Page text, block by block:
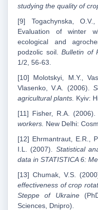
studying the quality of
[9] Togachynska,
Evaluation of winter
ecological and
podzolic soil.Bulletin of
1/2, 56-63.
[10] Molotskyi, M.Y.,
Vlasenko, V.A. (2006).
agricultural plants. Kyiv:
[11] Fisher, R.A. (2006).
workers. New Delhi:
[12] Ehrmantraut, E.R.,
I.L. (2007). Statistical
data in STATISTICA 6:
[13] Chumak, V.S.
effectiveness of crop
Steppe of Ukraine
Sciences, Dnipro).